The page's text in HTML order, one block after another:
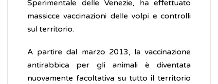
Sperimentale delle Venezie, ha effettuato
massicce vaccinazioni delle volpi e controlli
sul territorio.
A partire dal marzo 2013, la vaccinazione
antirabbica per gli animali è diventata
nuovamente facoltativa su tutto il territorio